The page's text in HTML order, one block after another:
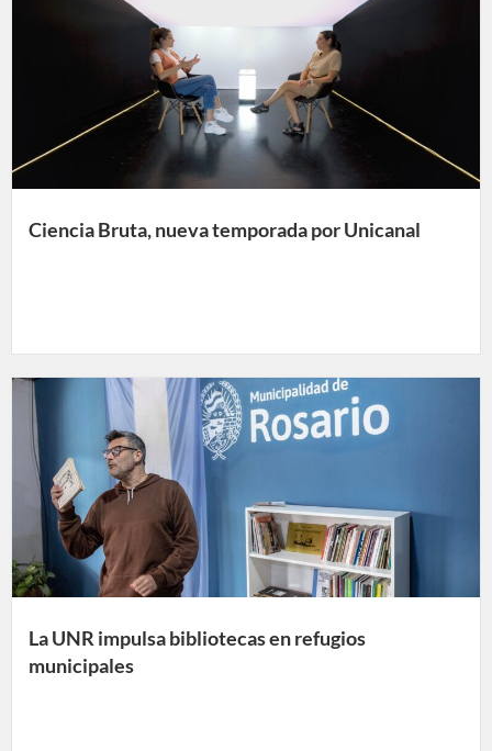
Ciencia Bruta, nueva temporada por Unicanal
La UNR impulsa bibliotecas en refugios
municipales